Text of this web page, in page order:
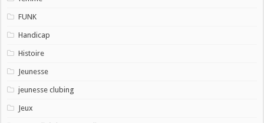
FUNK
Handicap
Histoire
Jeunesse
jeunesse clubing
Jeux